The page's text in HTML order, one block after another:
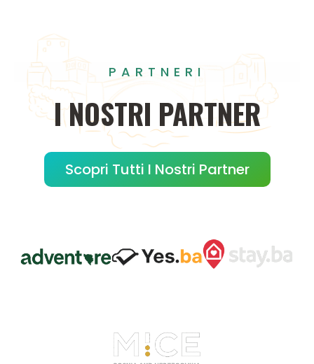
PARTNERI
INOSTRI PARTNER
Scopri Tutti I Nostri Partner